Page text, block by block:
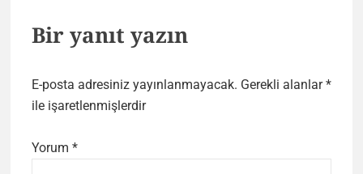
Bir yanıt yazın
E-posta adresiniz yayınlanmayacak. Gerekli alanlar*
ile işaretlenmişlerdir
Yorum *